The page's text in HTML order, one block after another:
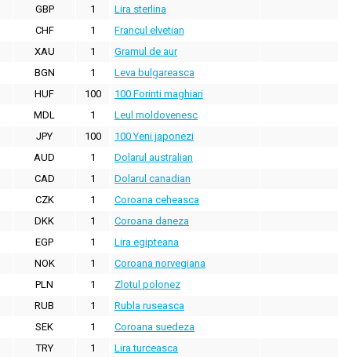
GBP
1 Lira sterlina
CHF
1 Francul elvetian
XAU
1 Gramul de aur
BGN
1 Leva bulgareasca
HUF
100 100 Forinti maghiari
MDL
1 Leul moldovenesc
JPY
100 100 Yeni japonezi
AUD
1 Dolarul australian
CAD
1 Dolarul canadian
CZK
1 Coroana ceheasca
DKK
1 Coroana daneza
EGP
1 Lira egipteana
NOK
1 Coroana norvegiana
PLN
1 Zlotul polonez
RUB
1 Rubla ruseasca
SEK
1 Coroana suedeza
TRY
1 Lira turceasca